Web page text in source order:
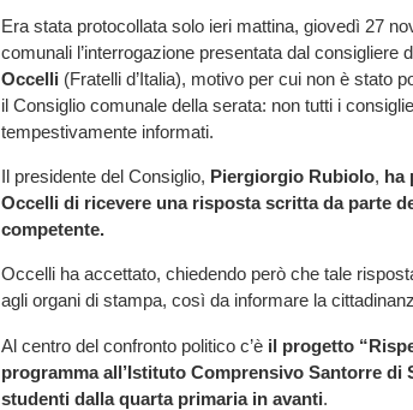
Era stata protocollata solo ieri mattina, giovedì 27
comunali l’interrogazione presentata dal consigliere
Occelli (Fratelli d’Italia), motivo per cui non è stato
il Consiglio comunale della serata: non tutti i
tempestivamente informati.
Il presidente del Consiglio, Piergiorgio Rubiolo, ha
Occelli di ricevere una risposta scritta da parte
competente.
Occelli ha accettato, chiedendo però che tale
agli organi di stampa, così da informare la
Al centro del confronto politico c’è il progetto
programma all’Istituto Comprensivo Santorre di
studenti dalla quarta primaria in avanti.